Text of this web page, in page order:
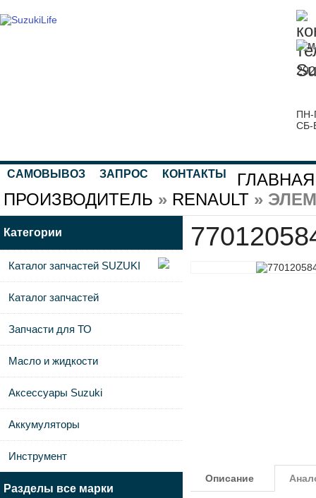
ПН-
СБ-
САМОВЫВОЗ ЗАПРОС КОНТАКТЫ ГЛАВНАЯ
ПРОИЗВОДИТЕЛЬ » RENAULT »
Описание
Категории
Каталог запчастей SUZUKI
Каталог запчастей
Запчасти для ТО
Масло и жидкости
Аксессуары Suzuki
Аккумуляторы
Инструмент
Разделы все марки